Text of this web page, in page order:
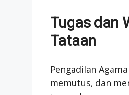
Tugas dan
Tataan
Pengadilan
memutus, dan